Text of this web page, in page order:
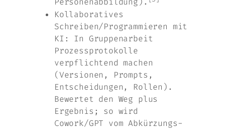
Kollaboratives
Schreiben/Programmieren mit
KI: In Gruppenarbeit
Prozessprotokolle
verpflichtend machen
(Versionen, Prompts,
Entscheidungen, Rollen).
Bewertet den Weg plus
Ergebnis; so wird
Cowork/GPT vom Abkürzungs-